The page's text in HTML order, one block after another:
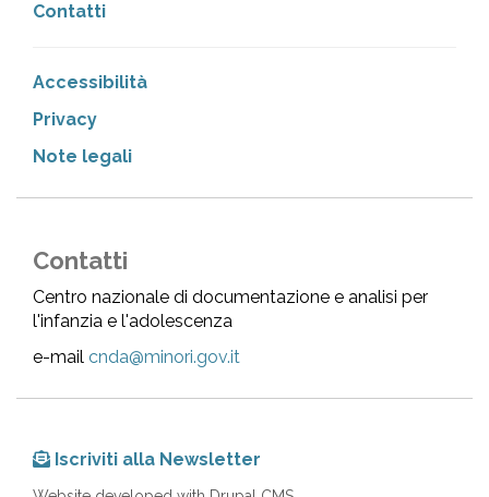
Contatti
Accessibilità
Privacy
Note legali
Contatti
Centro nazionale di documentazione e analisi per
l'infanzia e l'adolescenza
e-mail cnda@minori.gov.it
Iscriviti alla Newsletter